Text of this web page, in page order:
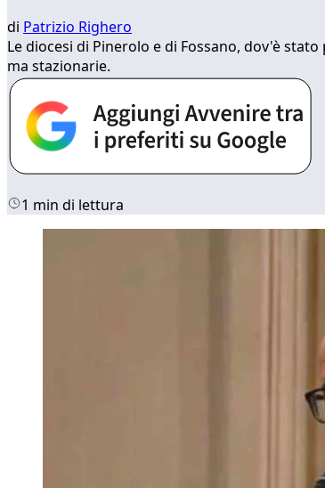
di Patrizio Righero
Le diocesi di Pinerolo e di Fossano, dov'è
ma stazionarie.
1 min di lettura